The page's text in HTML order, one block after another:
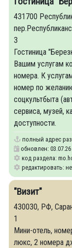
431700
3
Гостиница
Вашим услугам
номера. К
номер по
соцкультбыта
сервиса, музей,
доступности.
полный адрес
обновлен: 03.07.26
код раздела:
редактировать:
"Визит"
430030, РФ,
1
Мини-отель,
люкс, 2 номера